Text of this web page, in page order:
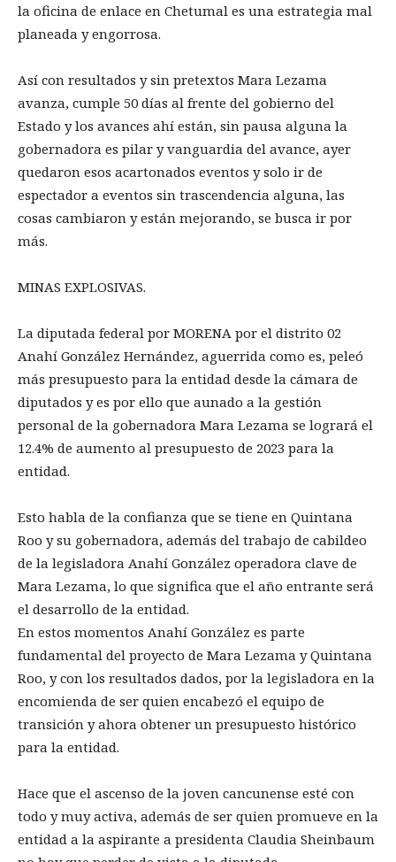
la oficina de enlace en Chetumal es una estrategia mal
planeada y engorrosa.
Así con resultados y sin pretextos Mara Lezama
avanza, cumple 50 días al frente del gobierno del
Estado y los avances ahí están, sin pausa alguna la
gobernadora es pilar y vanguardia del avance, ayer
quedaron esos acartonados eventos y solo ir de
espectador a eventos sin trascendencia alguna, las
cosas cambiaron y están mejorando, se busca ir por
más.
MINAS EXPLOSIVAS.
La diputada federal por MORENA por el distrito 02
Anahí González Hernández, aguerrida como es, peleó
más presupuesto para la entidad desde la cámara de
diputados y es por ello que aunado a la gestión
personal de la gobernadora Mara Lezama se logrará el
12.4% de aumento al presupuesto de 2023 para la
entidad.
Esto habla de la confianza que se tiene en Quintana
Roo y su gobernadora, además del trabajo de cabildeo
de la legisladora Anahí González operadora clave de
Mara Lezama, lo que significa que el año entrante será
el desarrollo de la entidad.
En estos momentos Anahí González es parte
fundamental del proyecto de Mara Lezama y Quintana
Roo, y con los resultados dados, por la legisladora en la
encomienda de ser quien encabezó el equipo de
transición y ahora obtener un presupuesto histórico
para la entidad.
Hace que el ascenso de la joven cancunense esté con
todo y muy activa, además de ser quien promueve en la
entidad a la aspirante a presidenta Claudia Sheinbaum